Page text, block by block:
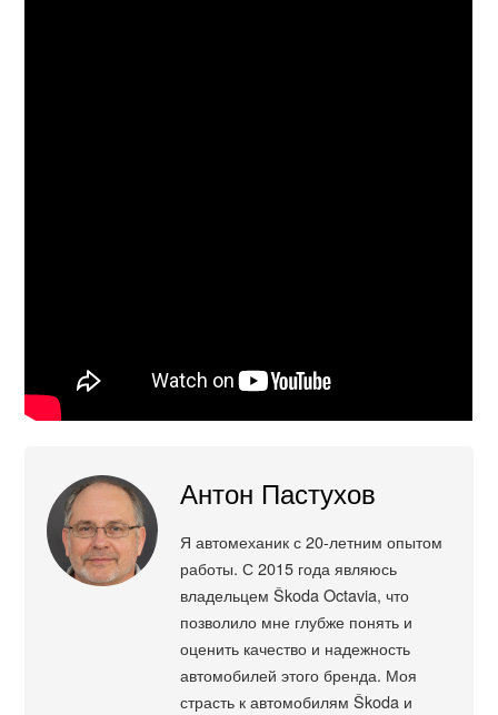
Антон Пастухов
Я автомеханик с 20-летним опытом
работы. С 2015 года являюсь
владельцем Škoda Octavia, что
позволило мне глубже понять и
оценить качество и надежность
автомобилей этого бренда. Моя
страсть к автомобилям Škoda и